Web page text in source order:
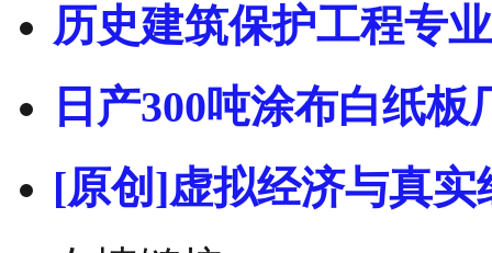
历史建筑保护工程专
日产300吨涂布白纸板
[原创]虚拟经济与真实